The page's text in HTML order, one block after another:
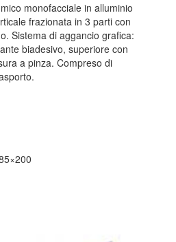
monofacciale in alluminio
frazionata in 3 parti con
Sistema di aggancio grafica:
biadesivo, superiore con
a pinza. Compreso di